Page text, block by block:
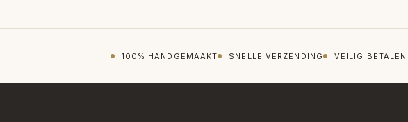
100% HANDGEMAAKT SNELLE VERZENDING VEILIG BETALEN